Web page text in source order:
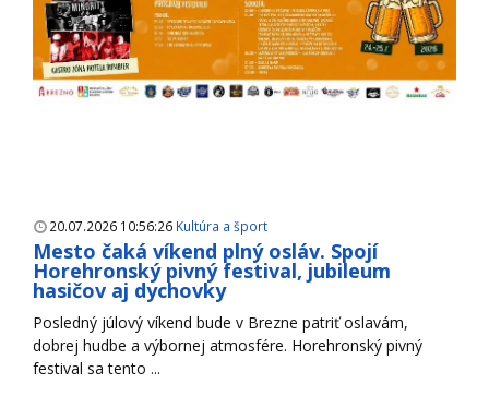
20.07.2026 10:56:26 Kultúra a šport
Mesto čaká víkend plný osláv. Spojí
Horehronský pivný festival, jubileum
hasičov aj dychovky
Posledný júlový víkend bude v Brezne patriť oslavám,
dobrej hudbe a výbornej atmosfére. Horehronský pivný
festival sa tento ...